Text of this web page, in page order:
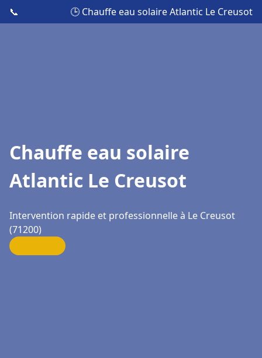
📞 🕒 Chauffe eau solaire Atlantic Le Creusot
Chauffe eau solaire
Atlantic Le Creusot
Intervention rapide et professionnelle à Le Creusot
(71200)